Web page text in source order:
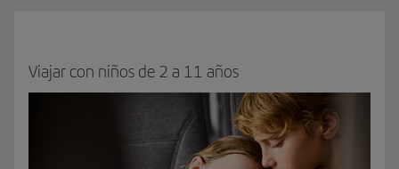
Viajar con niños de 2 a 11 años